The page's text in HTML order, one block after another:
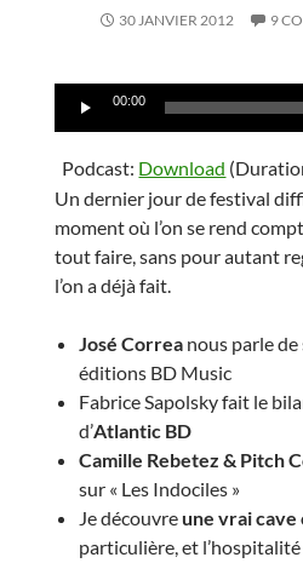
30 JANVIER 2012 9
00:00
Podcast: Download
Un dernier jour de festival
moment où l’on se rend
tout faire, sans pour autant
l’on a déjà fait.
José Correanous parle de
éditions BD Music
Fabrice Sapolsky fait le
d’Atlantic BD
Camille Rebetez & Pitch
sur « Les Indociles »
Je découvreune vrai cave
particulière, et